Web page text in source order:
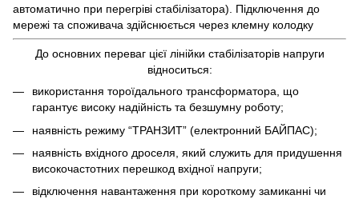
автоматично при перегріві стабілізатора). Підключення до
мережі та споживача здійснюється через клемну колодку
До основних переваг цієї лінійки стабілізаторів напруги
відноситься:
використання тороїдального трансформатора, що
гарантує високу надійність та безшумну роботу;
наявність режиму “ТРАНЗИТ” (електронний БАЙПАС);
наявність вхідного дроселя, який служить для придушення
високочастотних перешкод вхідної напруги;
відключення навантаження при короткому замиканні чи